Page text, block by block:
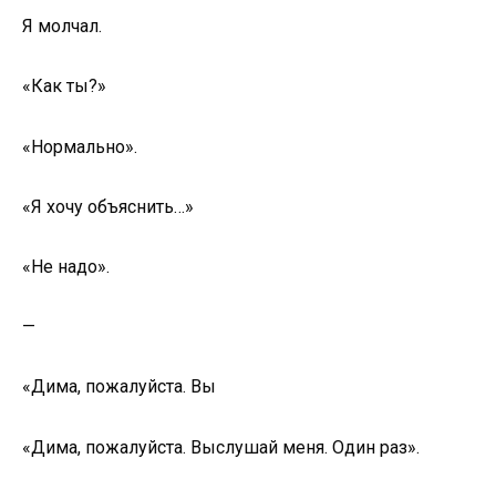
Я молчал.
«Как ты?»
«Нормально».
«Я хочу объяснить…»
«Не надо».
—
«Дима, пожалуйста. Вы
«Дима, пожалуйста. Выслушай меня. Один раз».